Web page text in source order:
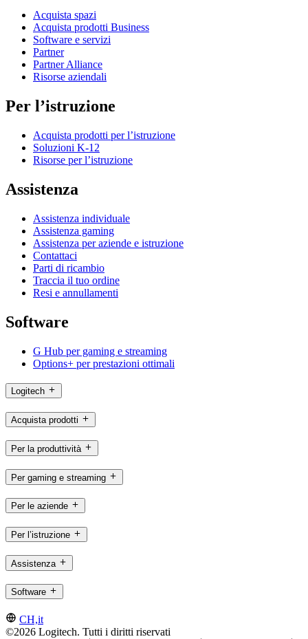
Acquista spazi
Acquista prodotti Business
Software e servizi
Partner
Partner Alliance
Risorse aziendali
Per l’istruzione
Acquista prodotti per l’istruzione
Soluzioni K-12
Risorse per l’istruzione
Assistenza
Assistenza individuale
Assistenza gaming
Assistenza per aziende e istruzione
Contattaci
Parti di ricambio
Traccia il tuo ordine
Resi e annullamenti
Software
G Hub per gaming e streaming
Options+ per prestazioni ottimali
Logitech
Acquista prodotti
Per la produttività
Per gaming e streaming
Per le aziende
Per l’istruzione
Assistenza
Software
CH,it
©2026 Logitech. Tutti i diritti riservati